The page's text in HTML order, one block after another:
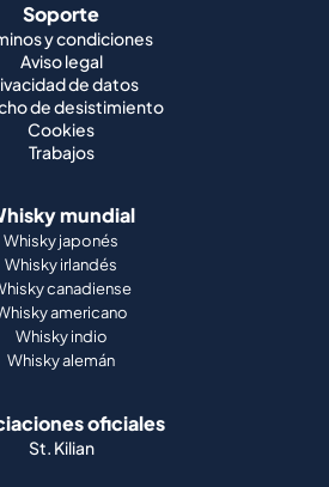
Soporte
y condiciones
Aviso legal
de datos
de desistimiento
Cookies
Trabajos
mundial
Whisky japonés
Whisky irlandés
canadiense
americano
Whisky indio
Whisky alemán
oficiales
St. Kilian